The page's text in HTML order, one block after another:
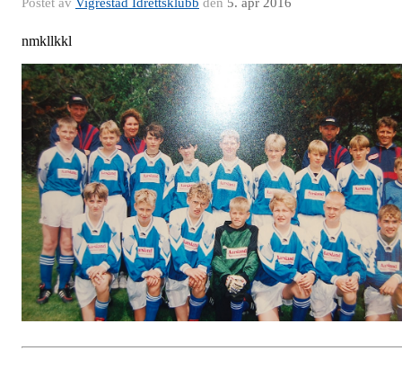
nmkllkkl